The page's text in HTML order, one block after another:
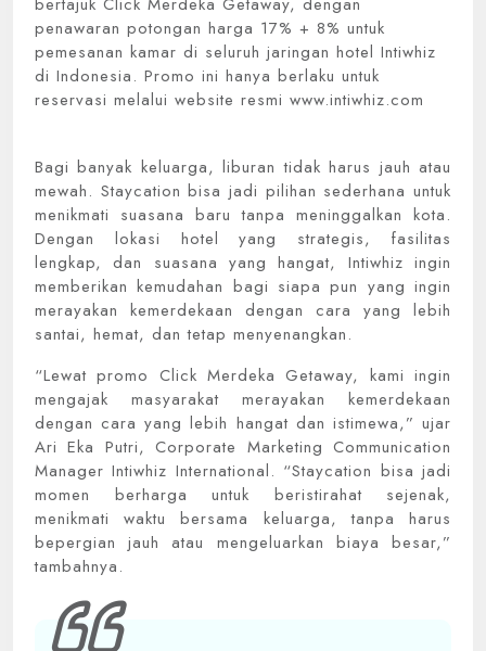
penawaran potongan harga 17% + 8% untuk
pemesanan kamar di seluruh jaringan hotel Intiwhiz
di Indonesia. Promo ini hanya berlaku untuk
reservasi melalui website resmi www.intiwhiz.com
Bagi banyak keluarga, liburan tidak harus jauh atau
mewah. Staycation bisa jadi pilihan sederhana untuk
menikmati suasana baru tanpa meninggalkan kota.
Dengan lokasi hotel yang strategis, fasilitas
lengkap, dan suasana yang hangat, Intiwhiz ingin
memberikan kemudahan bagi siapa pun yang ingin
merayakan kemerdekaan dengan cara yang lebih
santai, hemat, dan tetap menyenangkan.
“Lewat promo Click Merdeka Getaway, kami ingin
mengajak masyarakat merayakan kemerdekaan
dengan cara yang lebih hangat dan istimewa,” ujar
Ari Eka Putri, Corporate Marketing Communication
Manager Intiwhiz International. “Staycation bisa jadi
momen berharga untuk beristirahat sejenak,
menikmati waktu bersama keluarga, tanpa harus
bepergian jauh atau mengeluarkan biaya besar,”
tambahnya.